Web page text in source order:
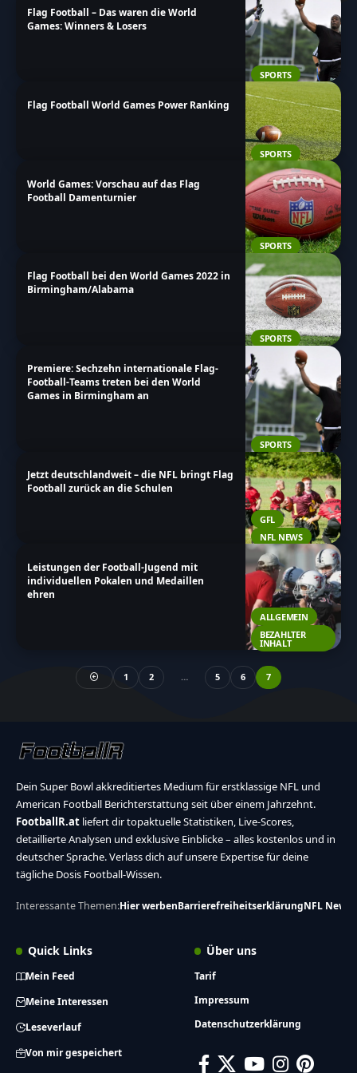
musst!
SPORTS
Flag Football – Das waren die World
Games: Winners & Losers
SPORTS
Flag Football World Games Power Ranking
SPORTS
World Games: Vorschau auf das Flag
Football Damenturnier
SPORTS
Flag Football bei den World Games 2022 in
Birmingham/Alabama
SPORTS
Premiere: Sechzehn internationale Flag-
Football-Teams treten bei den World
Games in Birmingham an
GFL
NFL NEWS
Jetzt deutschlandweit – die NFL bringt Flag
Football zurück an die Schulen
ALLGEMEIN
BEZAHLTER
INHALT
Leistungen der Football-Jugend mit
individuellen Pokalen und Medaillen
ehren
1 2 … 5 6 7
Dein Super Bowl akkreditiertes Medium für erstklassige NFL und
American Football Berichterstattung seit über einem Jahrzehnt.
FootballR.at liefert dir topaktuelle Statistiken, Live-Scores,
detaillierte Analysen und exklusive Einblicke – alles kostenlos und in
deutscher Sprache. Verlass dich auf unsere Expertise für deine
tägliche Dosis Football-Wissen.
Interessante Themen:Hier werbenBarrierefreiheitserklärungNFL News
Quick Links
Mein Feed
Meine Interessen
Leseverlauf
Von mir gespeichert
Über uns
Tarif
Impressum
Datenschutzerklärung